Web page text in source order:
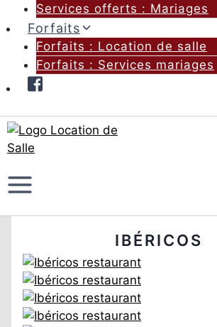
Services offerts : Mariages
Forfaits
Forfaits : Location de salle
Forfaits : Services mariages
IBÉRICOS